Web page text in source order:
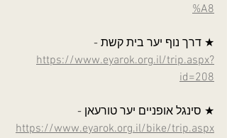
%A8
★ דרך נוף יער בית קשת -
https://www.eyarok.org.il/trip.aspx?
id=208
★ סינגל אופניים יער טורעאן -
https://www.eyarok.org.il/bike/trip.aspx